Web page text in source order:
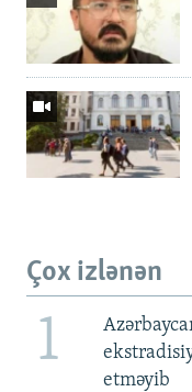
Çox izlənən
1
etməyib